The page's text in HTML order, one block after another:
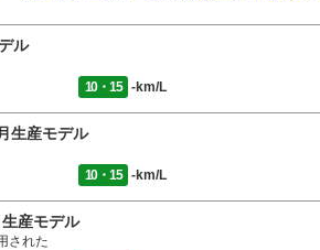
ル
10・15 -km/L
生産モデル
10・15 -km/L
産モデル
された